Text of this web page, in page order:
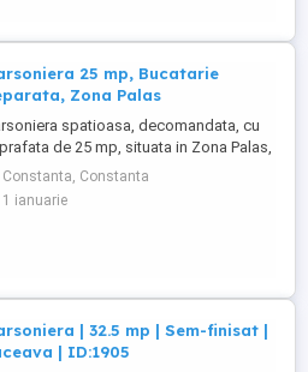
25 mp, Bucatarie
Zona Palas
spatioasa, decomandata, cu
de 25 mp, situata in Zona Palas,
atat pentru locuit, cat si pentru
Locuinta este compartimentata
si dispune de bucatarie separata
Constanta, Constanta
1 ianuarie
| 32.5 mp | Sem-finisat |
| ID:1905